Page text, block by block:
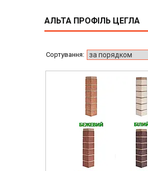
АЛЬТА ПРОФІЛЬ ЦЕГЛА